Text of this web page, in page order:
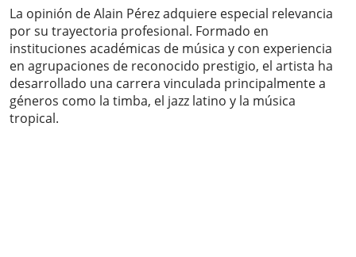
La opinión de Alain Pérez adquiere especial relevancia
por su trayectoria profesional. Formado en
instituciones académicas de música y con experiencia
en agrupaciones de reconocido prestigio, el artista ha
desarrollado una carrera vinculada principalmente a
géneros como la timba, el jazz latino y la música
tropical.